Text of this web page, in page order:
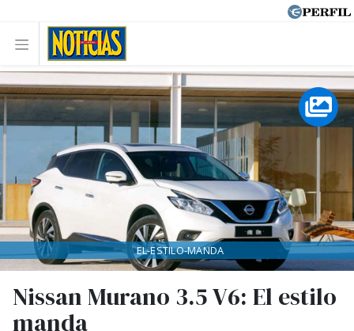
Nissan Murano 3.5 V6: El estilo
manda
EL-ESTILO-MANDA